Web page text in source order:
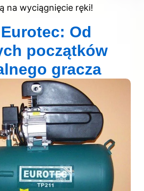
na wyciągnięcie ręki!
Od
początków
gracza